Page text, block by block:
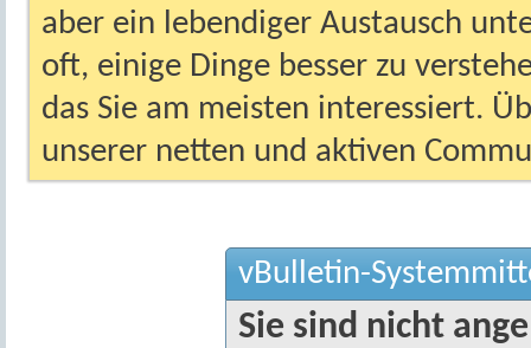
aber ein lebendiger Austausch
oft, einige Dinge besser zu
das Sie am meisten interessiert.
unserer netten und aktiven
vBulletin-
Sie sind nicht